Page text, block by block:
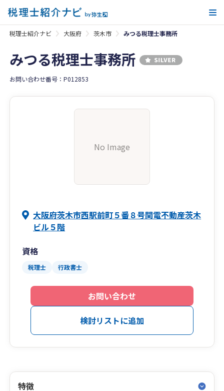
税理士紹介ナビ 大阪府 茨木市 みつる税理士事務所
みつる税理士事務所
お問い合わせ番号：P012853
No Image
大阪府茨木市西駅前町５番８号関電不動産茨木
ビル５階
資格
税理士 行政書士
お問い合わせ
検討リストに追加
特徴